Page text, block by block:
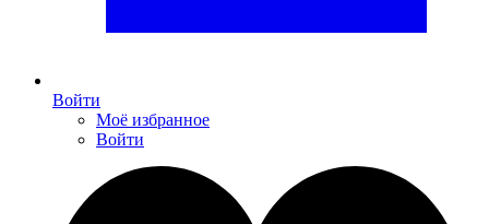
Войти
Моё избранное
Войти